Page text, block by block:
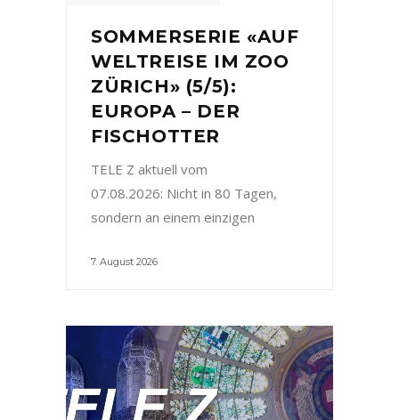
SOMMERSERIE «AUF
WELTREISE IM ZOO
ZÜRICH» (5/5):
EUROPA – DER
FISCHOTTER
TELE Z aktuell vom
07.08.2026: Nicht in 80 Tagen,
sondern an einem einzigen
7. August 2026